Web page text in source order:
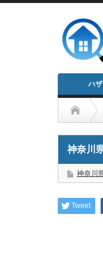
ハ
神奈川
神奈川
Tweet